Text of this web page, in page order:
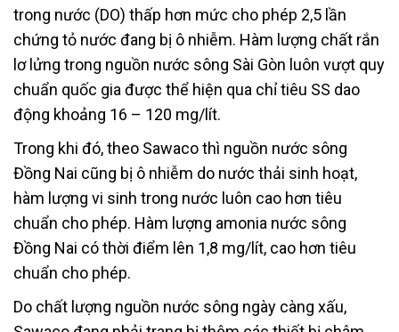
trong nước (DO) thấp hơn mức cho phép 2,5 lần
chứng tỏ nước đang bị ô nhiễm. Hàm lượng chất rắn
lơ lửng trong nguồn nước sông Sài Gòn luôn vượt quy
chuẩn quốc gia được thể hiện qua chỉ tiêu SS dao
động khoảng 16 – 120 mg/lít.
Trong khi đó, theo Sawaco thì nguồn nước sông
Đồng Nai cũng bị ô nhiễm do nước thải sinh hoạt,
hàm lượng vi sinh trong nước luôn cao hơn tiêu
chuẩn cho phép. Hàm lượng amonia nước sông
Đồng Nai có thời điểm lên 1,8 mg/lít, cao hơn tiêu
chuẩn cho phép.
Do chất lượng nguồn nước sông ngày càng xấu,